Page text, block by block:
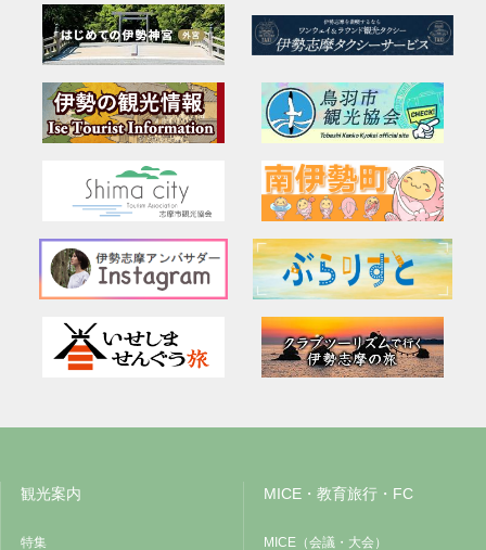
観光案内
特集
MICE・教育旅行・FC
MICE（会議・大会）